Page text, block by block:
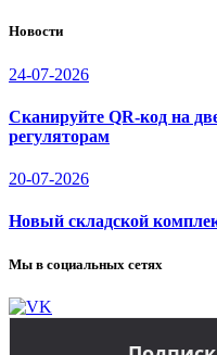
Новости
24-07-2026
Сканируйте QR-код на
регуляторам
20-07-2026
Новый складской
Мы в социальных сетях